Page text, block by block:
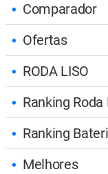
Comparador
Ofertas
RODA LISO
Ranking Roda
Ranking
Melhores